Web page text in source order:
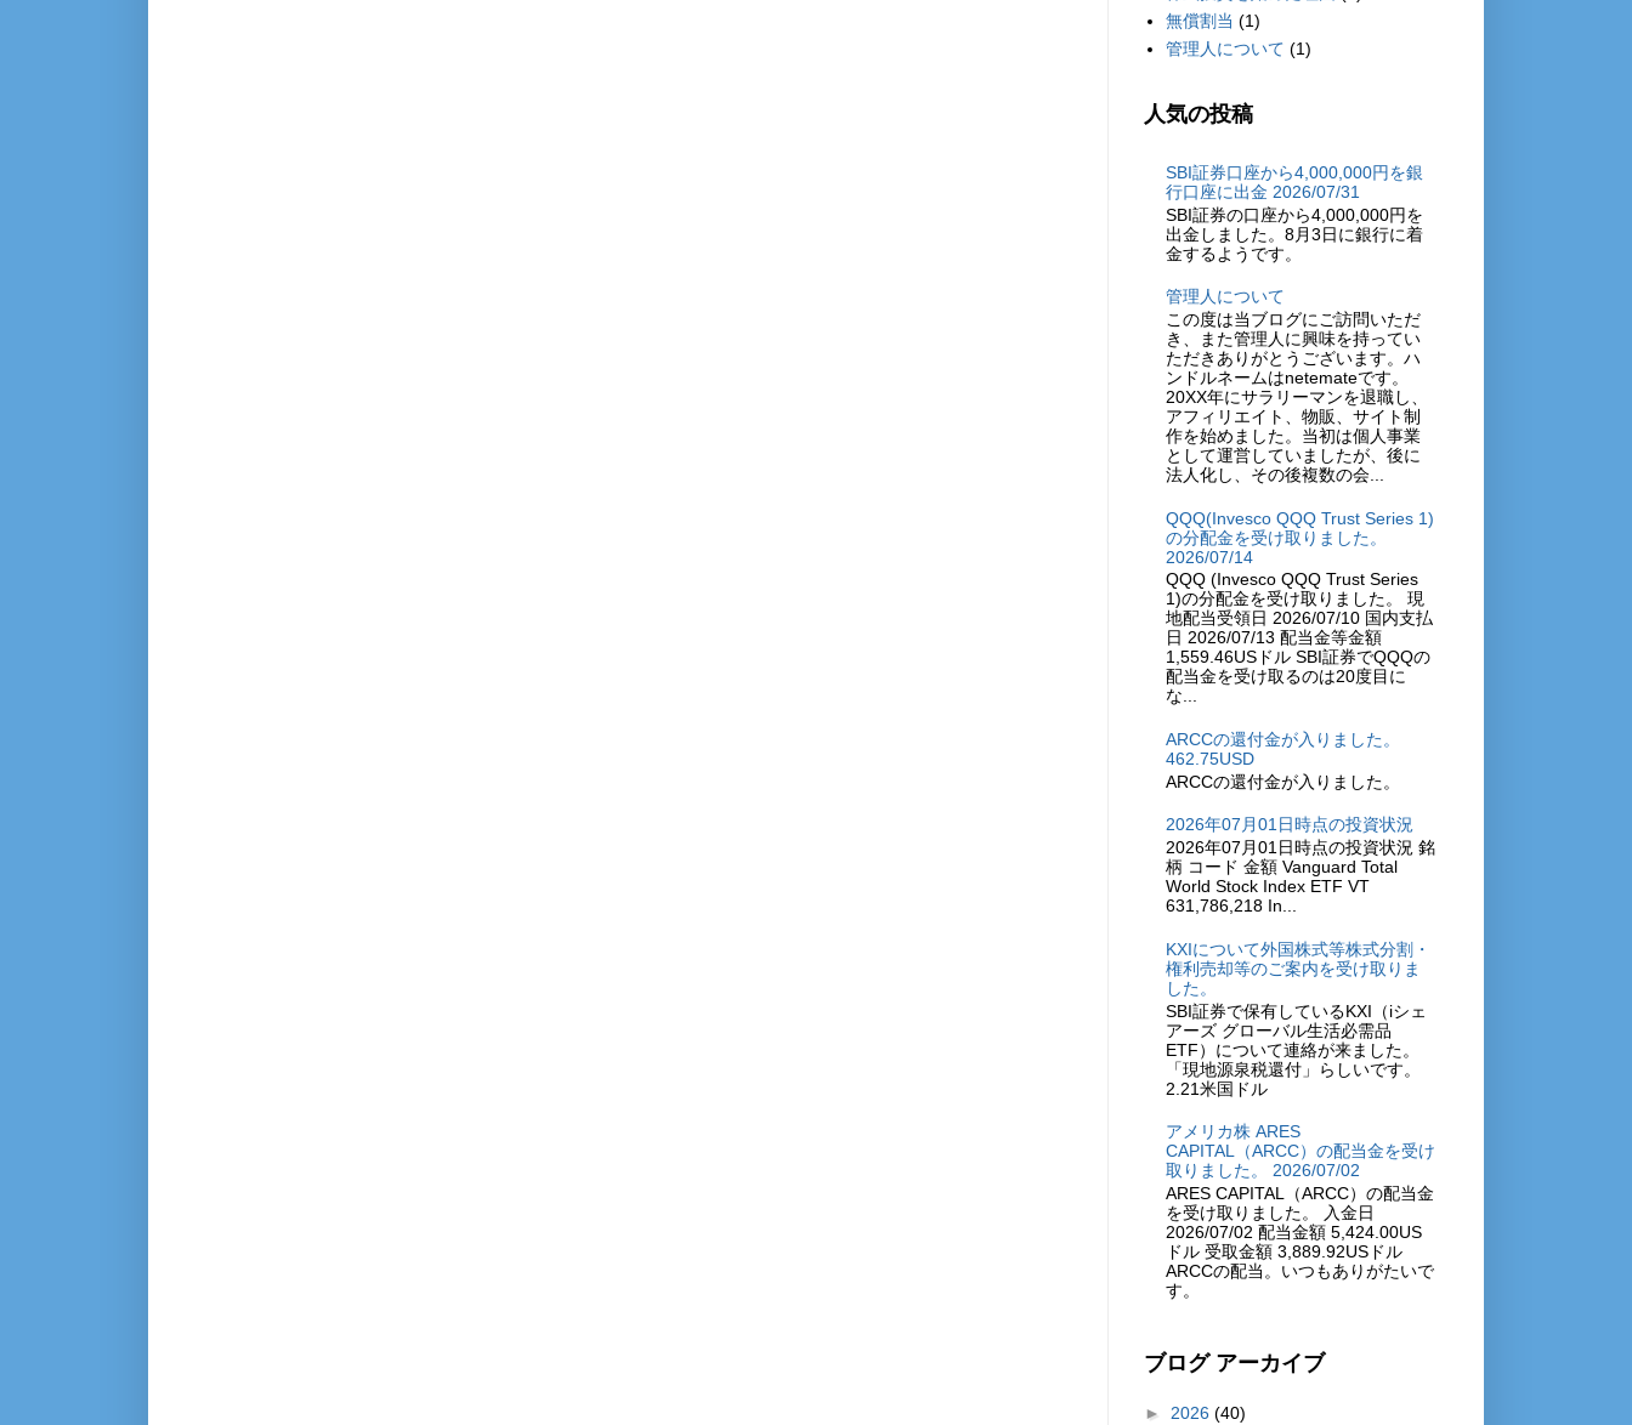
無償割当 (1)
管理人について (1)
人気の投稿
SBI証券口座から4,000,000円を銀
行口座に出金 2026/07/31
SBI証券の口座から4,000,000円を
出金しました。8月3日に銀行に着
金するようです。
管理人について
この度は当ブログにご訪問いただ
き、また管理人に興味を持ってい
ただきありがとうございます。ハ
ンドルネームはnetemateです。
20XX年にサラリーマンを退職し、
アフィリエイト、物販、サイト制
作を始めました。当初は個人事業
として運営していましたが、後に
法人化し、その後複数の会...
QQQ(Invesco QQQ Trust Series 1)
の分配金を受け取りました。
2026/07/14
QQQ (Invesco QQQ Trust Series
1)の分配金を受け取りました。 現
地配当受領日 2026/07/10 国内支払
日 2026/07/13 配当金等金額
1,559.46USドル SBI証券でQQQの
配当金を受け取るのは20度目に
な...
ARCCの還付金が入りました。
462.75USD
ARCCの還付金が入りました。
2026年07月01日時点の投資状況
2026年07月01日時点の投資状況 銘
柄 コード 金額 Vanguard Total
World Stock Index ETF VT
631,786,218 In...
KXIについて外国株式等株式分割・
権利売却等のご案内を受け取りま
した。
SBI証券で保有しているKXI（iシェ
アーズ グローバル生活必需品
ETF）について連絡が来ました。
「現地源泉税還付」らしいです。
2.21米国ドル
アメリカ株 ARES
CAPITAL（ARCC）の配当金を受け
取りました。 2026/07/02
ARES CAPITAL（ARCC）の配当金
を受け取りました。 入金日
2026/07/02 配当金額 5,424.00US
ドル 受取金額 3,889.92USドル
ARCCの配当。いつもありがたいで
す。
ブログ アーカイブ
► 2026 (40)